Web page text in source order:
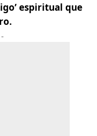
espiritual que
-